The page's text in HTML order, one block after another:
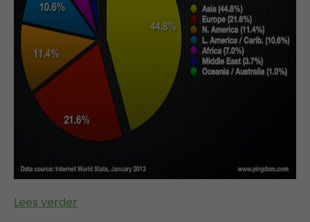
Lees verder